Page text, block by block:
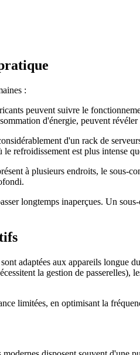
:
peuvent suivre le
d'énergie, peuvent révéler
d'un rack de
refroidissement est plus intense
à plusieurs endroits, le sous-
longtemps inaperçues. Un
adaptées aux appareils longue
la gestion de passerelles),
limitées, en optimisant la